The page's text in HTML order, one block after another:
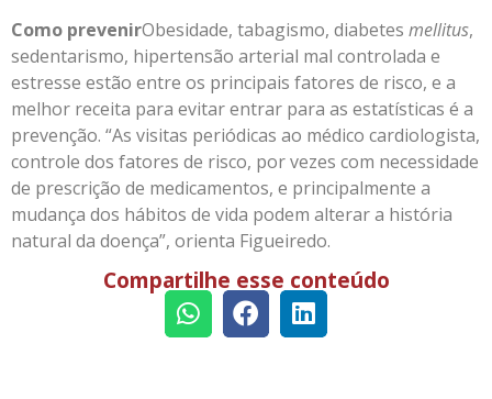
Como prevenirObesidade, tabagismo, diabetes mellitus,
sedentarismo, hipertensão arterial mal controlada e
estresse estão entre os principais fatores de risco, e a
melhor receita para evitar entrar para as estatísticas é a
prevenção. “As visitas periódicas ao médico cardiologista,
controle dos fatores de risco, por vezes com necessidade
de prescrição de medicamentos, e principalmente a
mudança dos hábitos de vida podem alterar a história
natural da doença”, orienta Figueiredo.
Compartilhe esse conteúdo